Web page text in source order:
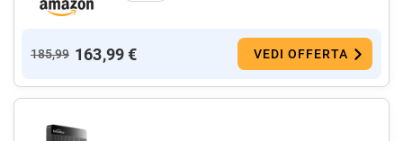
185,99 163,99 € VEDI OFFERTA